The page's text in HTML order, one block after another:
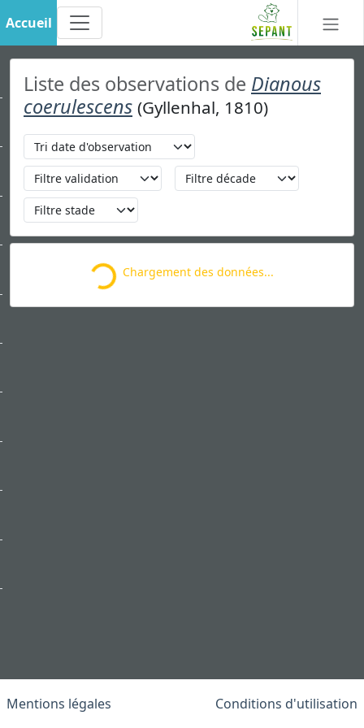
Accueil
Liste des observations de Dianous
coerulescens (Gyllenhal, 1810)
Loading... Chargement des données...
Mentions légales Conditions d'utilisation